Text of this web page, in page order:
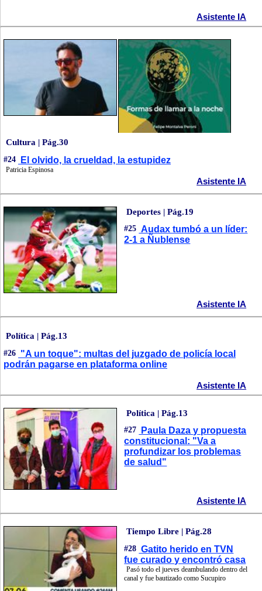
Asistente IA
Cultura | Pág.30
#24 El olvido, la crueldad, la estupidez
Patricia Espinosa
Asistente IA
Deportes | Pág.19
#25 Audax tumbó a un líder:
2-1 a Ñublense
Asistente IA
Política | Pág.13
#26 "A un toque": multas del juzgado de policía local
podrán pagarse en plataforma online
Asistente IA
Política | Pág.13
#27
Paula Daza y propuesta
constitucional: "Va a
profundizar los problemas
de salud"
Asistente IA
Tiempo Libre | Pág.28
#28 Gatito herido en TVN
fue curado y encontró casa
Pasó todo el jueves deambulando dentro del
canal y fue bautizado como Sucupiro